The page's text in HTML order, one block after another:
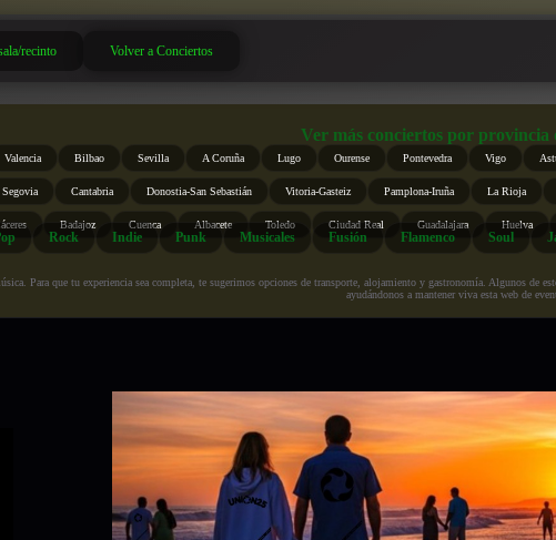
recinto Volver a Conciertos
Ver más conciertos por provincia
Valencia Bilbao Sevilla A Coruña Lugo Ourense Pontevedra Vigo
Segovia Cantabria Donostia-San Sebastián Vitoria-Gasteiz Pamplona-Iruña La Rioja
Badajoz Cuenca Albacete Toledo Ciudad Real Guadalajara Huelva
Rock Indie Punk Musicales Fusión Flamenco Soul
Para que tu experiencia sea completa, te sugerimos opciones de transporte, alojamiento y gastronomía. Algunos de
ayudándonos a mantener viva esta web de